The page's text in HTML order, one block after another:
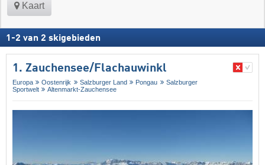
Kaart
1 -2 van 2 skigebieden
1. Zauchensee/​Flachauwinkl
Europa Oostenrijk Salzburger Land Pongau
Salzburger
Sportwelt
Altenmarkt-Zauchensee